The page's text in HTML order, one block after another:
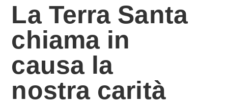
La Terra Santa
chiama in
causa la
nostra carità